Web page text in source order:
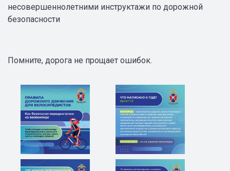
несовершеннолетними инструктажи по дорожной
безопасности
Помните, дорога не прощает ошибок.